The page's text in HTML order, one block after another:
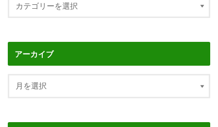
アーカイブ